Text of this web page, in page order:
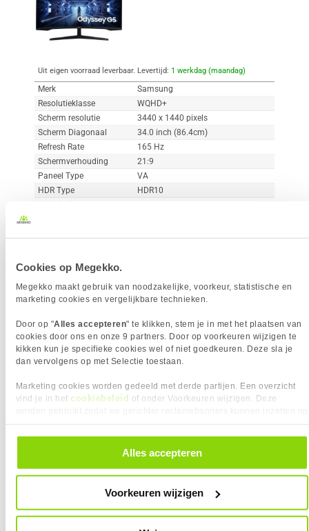
Cookies op Megekko.
Megekko maakt gebruik van noodzakelijke, voorkeur, statistische en
marketing cookies en vergelijkbare technieken.
Door op "Alles accepteren" te klikken, stem je in met het plaatsen van
cookies door ons en onze 9 partners. Door op voorkeuren wijzigen te
kikken kun je specifieke cookies wel of niet goedkeuren. Deze sla je
dan vervolgens op met Selectie toestaan.
Marketing cookies worden gedeeld met derde partijen. Een overzicht
vind je in het cookiebeleid of onder Voorkeuren wijzigen. Deze
alle cookies. Je kunt je gegeven toestemming altijd intrekken, dit doe je
door in de footer van onze website te klikken op ‘Cookievoorkeuren’
Alles accepteren
Voorkeuren wijzigen
Uit eigen voorraad leverbaar. Levertijd: 1 werkdag (maandag)
Merk
Samsung
Resolutieklasse
WQHD+
Scherm resolutie
3440 x 1440 pixels
Scherm Diagonaal
34.0 inch (86.4cm)
Refresh Rate
165 Hz
Schermverhouding
21:9
Paneel Type
VA
HDR Type
HDR10
Vergelijk product
MSI MAG 242C 24" Full-HD 180Hz
Curved VA Gaming Monitor
2 119,-
MSI
Scherm Diagonaal
24.0 inch (61.0cm)
Refresh Rate
180 Hz